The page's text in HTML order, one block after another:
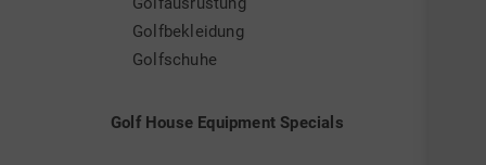
Golfbekleidung
Golfschuhe
Golf House Equipment Specials
einen